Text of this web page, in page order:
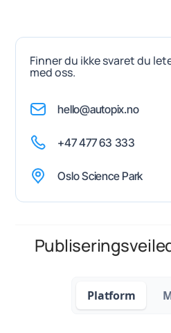
Finner du ikke svaret du
med oss.
hello@autopix.no
+47 477 63 333
Oslo Science Park
Platform